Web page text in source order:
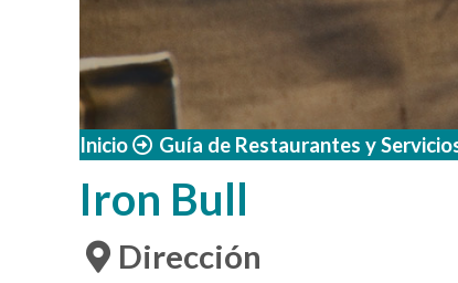
Inicio Guía de Restaurantes y
Iron Bull
Dirección